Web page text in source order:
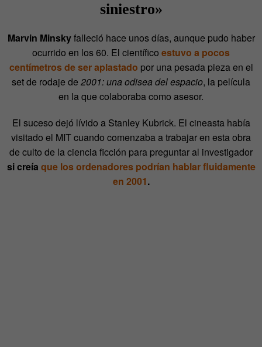
siniestro»
Marvin Minskyfalleció hace unos días, aunque pudo haber
ocurrido en los 60. El científico estuvo a pocos
centímetros de ser aplastado por una pesada pieza en el
set de rodaje de 2001: una odisea del espacio, la película
en la que colaboraba como asesor.
El suceso dejó lívido a Stanley Kubrick. El cineasta había
visitado el MIT cuando comenzaba a trabajar en esta obra
de culto de la ciencia ficción para preguntar al investigador
si creía que los ordenadores podrían hablar fluidamente
en 2001.